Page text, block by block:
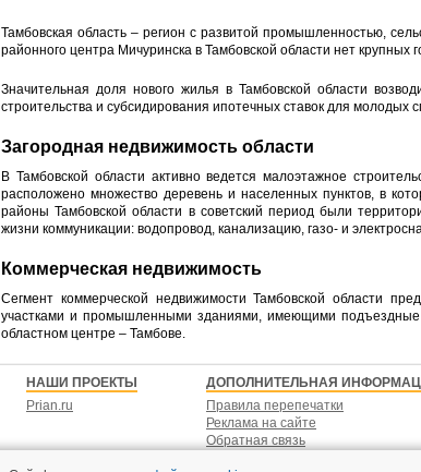
Тамбовская область – регион с развитой промышленностью,
районного центра Мичуринска в Тамбовской области нет
Значительная доля нового жилья в Тамбовской области
строительства и субсидирования ипотечных ставок для
Загородная недвижимость области
В Тамбовской области активно ведется малоэтажное
расположено множество деревень и населенных пунктов, в
районы Тамбовской области в советский период были
жизни коммуникации: водопровод, канализацию, газо- и
Коммерческая недвижимость
Сегмент коммерческой недвижимости Тамбовской области
участками и промышленными зданиями, имеющими
областном центре – Тамбове.
НАШИ ПРОЕКТЫ
Prian.ru
ДОПОЛНИТЕЛЬНАЯ
Правила перепечатки
Реклама на сайте
Обратная связь